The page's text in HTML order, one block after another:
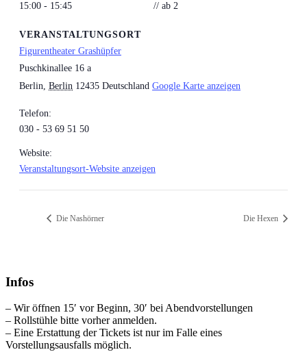
15:00 - 15:45
VERANSTALTUNGSORT
Figurentheater Grashüpfer
Puschkinallee 16 a
Berlin Berlin 12435 Deutschland Google Karte anzeigen
Telefon:
030 - 53 69 51 50
Website:
Veranstaltungsort-Website anzeigen
// ab 2
Die Nashörner Die Hexen
Infos
– Wir öffnen 15′ vor Beginn, 30′ bei Abendvorstellungen
– Rollstühle bitte vorher anmelden.
– Eine Erstattung der Tickets ist nur im Falle eines
Vorstellungsausfalls möglich.